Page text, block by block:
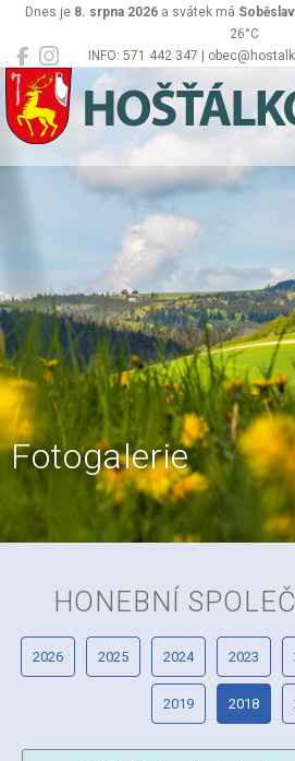
INFO: 571 442 347 |
Dnes je 8. srpna 2026 a svátek má Soběslav
26°C
Hošťálková
Fotogalerie
HONEBNÍ
2026 2025 2024 2023
2019 2018